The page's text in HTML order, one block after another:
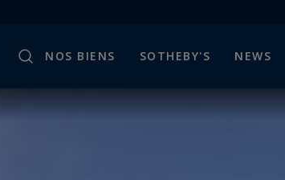
NOS BIENS SOTHEBY'S NEWS